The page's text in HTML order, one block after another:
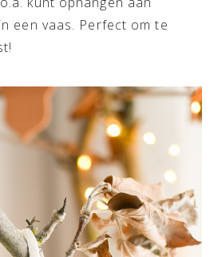
een vaas. Perfect om te